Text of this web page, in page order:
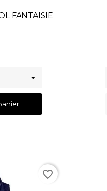
FANTAISIE
favorite_border